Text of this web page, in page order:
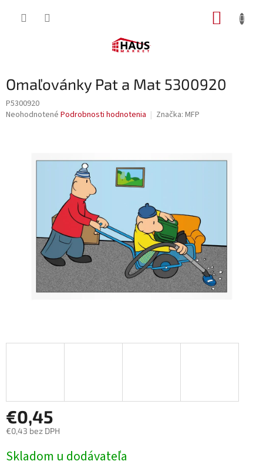
Omaľovánky Pat a Mat 5300920
P5300920
Priemerné
Neohodnotené Podrobnosti hodnotenia Značka: MFP
€0,45
€0,43 bez DPH
cena:
Skladom u dodávateľa